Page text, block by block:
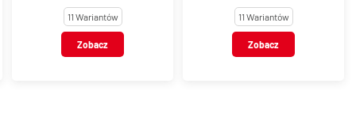
stal nierdzewna, typ
11 Wariantów
Zobacz
nierdzewna, typ
11 Wariantów
Zobacz